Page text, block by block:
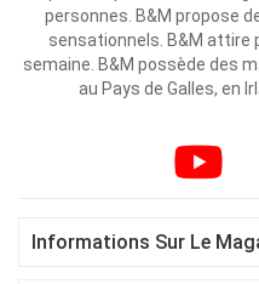
personnes. B&M propose
sensationnels. B&M attire
semaine. B&M possède des
au Pays de Galles, en
Informations Sur Le